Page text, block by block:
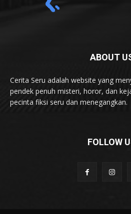
ABOUT
Cerita Seru adalah website yang
pendek penuh misteri, horor, dan
pecinta fiksi seru dan menegangkan.
FOLLOW